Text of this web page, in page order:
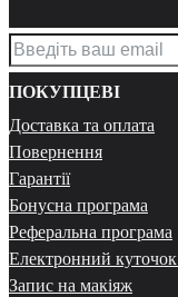
ПОКУПЦЕВІ
Доставка та оплата
Повернення
Гарантії
Бонусна програма
Реферальна програма
Електронний
Запис на макіяж